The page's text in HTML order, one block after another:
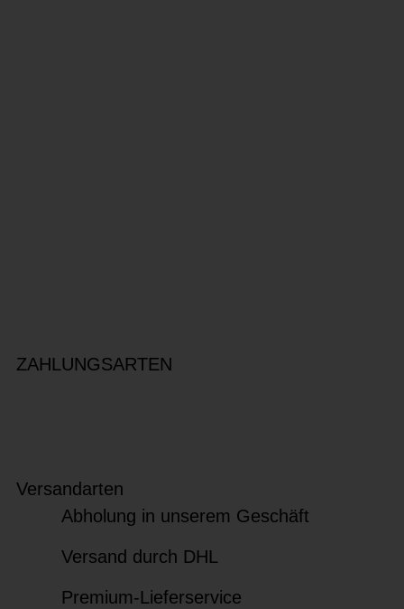
ZAHLUNGSARTEN
Versandarten
Abholung in unserem Geschäft
Versand durch DHL
Premium-Lieferservice